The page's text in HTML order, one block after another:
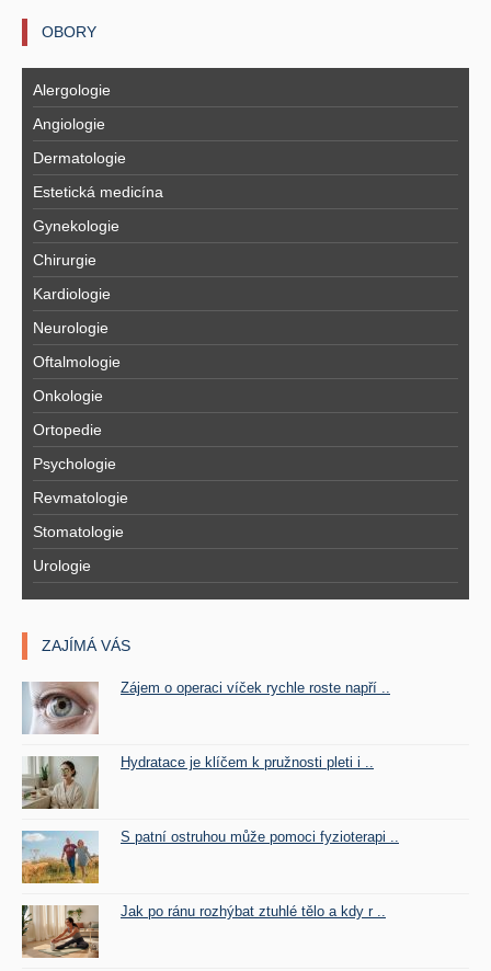
OBORY
Alergologie
Angiologie
Dermatologie
Estetická medicína
Gynekologie
Chirurgie
Kardiologie
Neurologie
Oftalmologie
Onkologie
Ortopedie
Psychologie
Revmatologie
Stomatologie
Urologie
ZAJÍMÁ VÁS
Zájem o operaci víček rychle roste napří ..
Hydratace je klíčem k pružnosti pleti i ..
S patní ostruhou může pomoci fyzioterapi ..
Jak po ránu rozhýbat ztuhlé tělo a kdy r ..